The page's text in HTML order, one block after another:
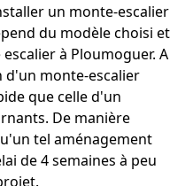
un monte-escalier
du modèle choisi et
à Ploumoguer. A
monte-escalier
que celle d'un
De manière
tel aménagement
de 4 semaines à peu